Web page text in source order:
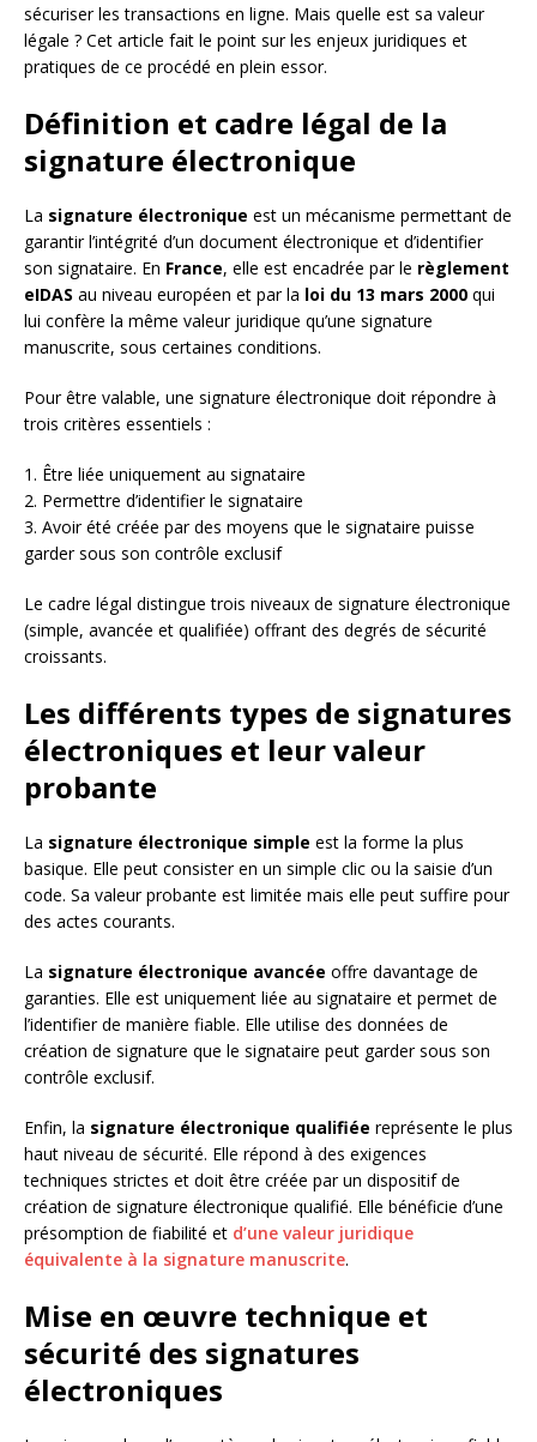
sécuriser les transactions en ligne. Mais quelle est sa valeur
légale ? Cet article fait le point sur les enjeux juridiques et
pratiques de ce procédé en plein essor.
Définition et cadre légal de la
signature électronique
La signature électronique est un mécanisme permettant de
garantir l’intégrité d’un document électronique et d’identifier
son signataire. En France, elle est encadrée par le règlement
eIDAS au niveau européen et par la loi du 13 mars 2000 qui
lui confère la même valeur juridique qu’une signature
manuscrite, sous certaines conditions.
Pour être valable, une signature électronique doit répondre à
trois critères essentiels :
1. Être liée uniquement au signataire
2. Permettre d’identifier le signataire
3. Avoir été créée par des moyens que le signataire puisse
garder sous son contrôle exclusif
Le cadre légal distingue trois niveaux de signature électronique
(simple, avancée et qualifiée) offrant des degrés de sécurité
croissants.
Les différents types de signatures
électroniques et leur valeur
probante
La signature électronique simple est la forme la plus
basique. Elle peut consister en un simple clic ou la saisie d’un
code. Sa valeur probante est limitée mais elle peut suffire pour
des actes courants.
La signature électronique avancée offre davantage de
garanties. Elle est uniquement liée au signataire et permet de
l’identifier de manière fiable. Elle utilise des données de
création de signature que le signataire peut garder sous son
contrôle exclusif.
Enfin, la signature électronique qualifiée représente le plus
haut niveau de sécurité. Elle répond à des exigences
techniques strictes et doit être créée par un dispositif de
création de signature électronique qualifié. Elle bénéficie d’une
présomption de fiabilité et d’une valeur juridique
équivalente à la signature manuscrite.
Mise en œuvre technique et
sécurité des signatures
électroniques